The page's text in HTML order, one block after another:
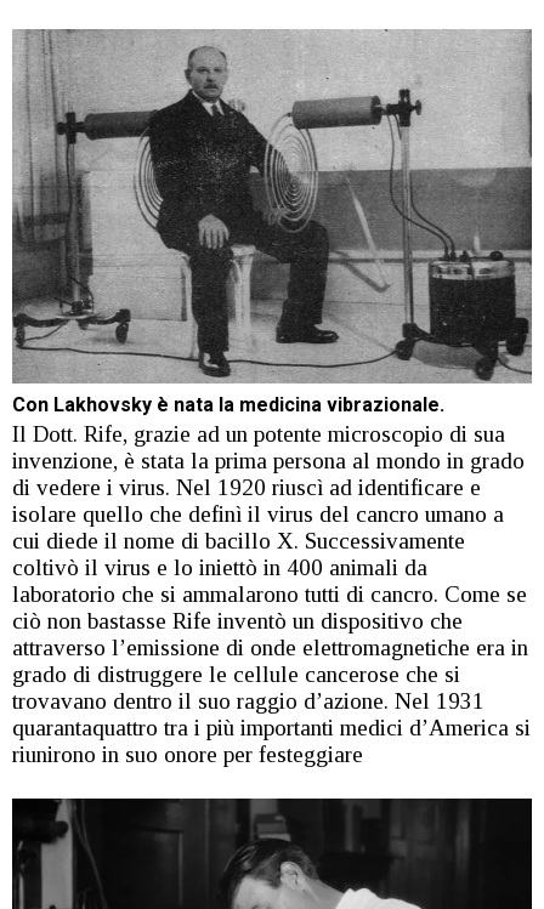
Con Lakhovsky è nata la medicina vibrazionale.
Il Dott. Rife, grazie ad un potente microscopio di sua
invenzione, è stata la prima persona al mondo in grado
di vedere i virus. Nel 1920 riuscì ad identificare e
isolare quello che definì il virus del cancro umano a
cui diede il nome di bacillo X. Successivamente
coltivò il virus e lo iniettò in 400 animali da
laboratorio che si ammalarono tutti di cancro. Come se
ciò non bastasse Rife inventò un dispositivo che
attraverso l’emissione di onde elettromagnetiche era in
grado di distruggere le cellule cancerose che si
trovavano dentro il suo raggio d’azione. Nel 1931
quarantaquattro tra i più importanti medici d’America si
riunirono in suo onore per festeggiare